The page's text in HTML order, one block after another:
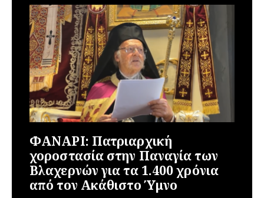
ΦΑΝΑΡΙ: Πατριαρχική
χοροστασία στην Παναγία των
Βλαχερνών για τα 1.400 χρόνια
από τον Ακάθιστο Ύμνο